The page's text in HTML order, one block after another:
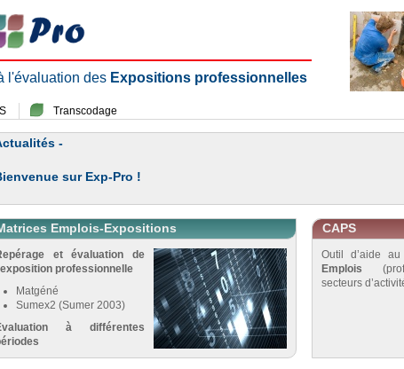
l'évaluation des Expositions professionnelles
Transcodage
-
sur Exp-Pro !
Emplois-Expositions
et évaluation de
professionnelle
Matgéné
Sumex2 (Sumer 2003)
à différentes
CAPS
Outil d’aide
Emplois
secteurs